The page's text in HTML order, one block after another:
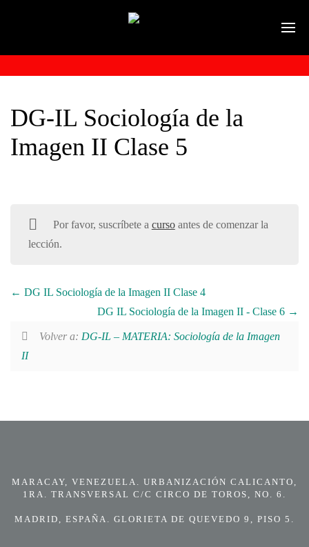
DG-IL Sociología de la
Imagen II Clase 5
Por favor, suscríbete a cursoantes de comenzar la
lección.
DG IL Sociología de la Imagen II Clase 4
DG IL Sociología de la Imagen II - Clase 6
Volver a: DG-IL – MATERIA: Sociología de la Imagen
II
MARACAY, VENEZUELA. URBANIZACIÓN CALICANTO,
1RA. TRANSVERSAL C/C CIRCO DE TOROS, NO. 6.
MADRID, ESPAÑA. GLORIETA DE QUEVEDO 9, PISO 5.